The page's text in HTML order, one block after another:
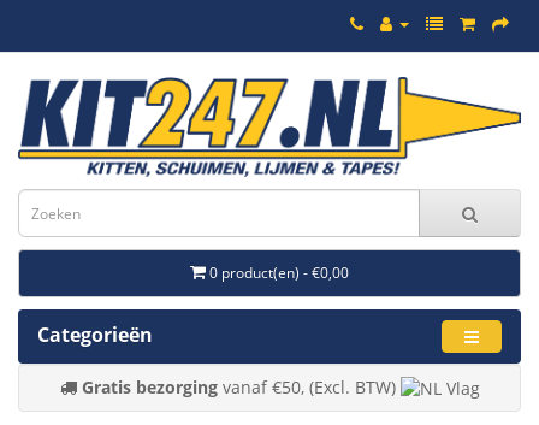
0 product(en) - €0,00
Categorieën
Gratis bezorgingvanaf €50, (Excl. BTW)